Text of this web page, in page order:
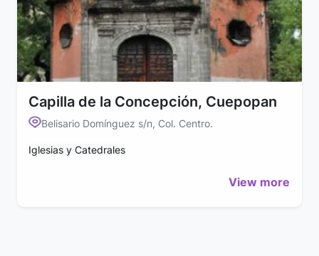
Capilla de la Concepción, Cuepopan
Belisario Domínguez s/n, Col. Centro.
Iglesias y Catedrales
View more